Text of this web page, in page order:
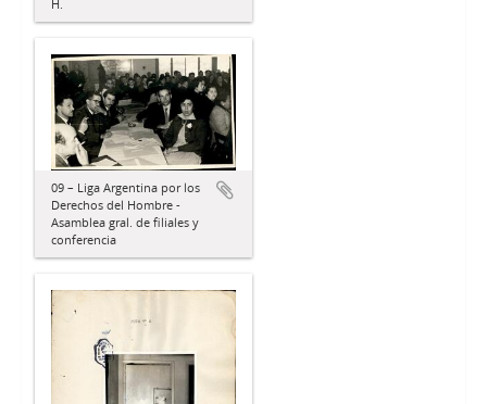
H.
09 – Liga Argentina por los
Derechos del Hombre -
Asamblea gral. de filiales y
conferencia